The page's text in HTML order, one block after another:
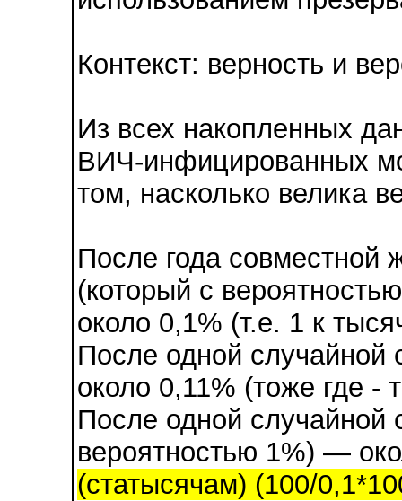
Контекст: верность и
Из всех накопленных
ВИЧ-инфицированных
том, насколько велика
После года совместной
(который с
около 0,1% (т.е. 1 к
После одной
около 0,11% (тоже где -
После одной случайной
вероятностью 1%) —
(статысячам) (100/